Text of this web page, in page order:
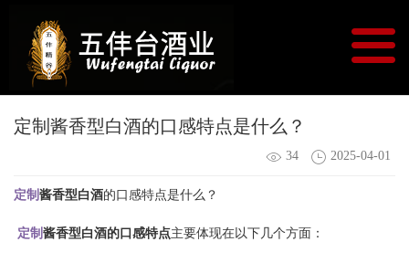
定制酱香型白酒的口感特点是什么？
34 2025-04-01
定制 酱香型白酒的口感特点是什么？
定制 酱香型白酒的口感特点主要体现在以下几个方面：